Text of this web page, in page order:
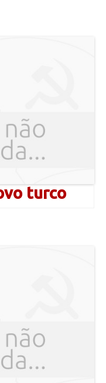
turco